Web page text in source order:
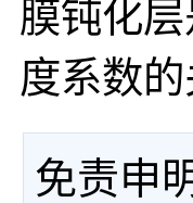
膜钝化
度系数
免责申